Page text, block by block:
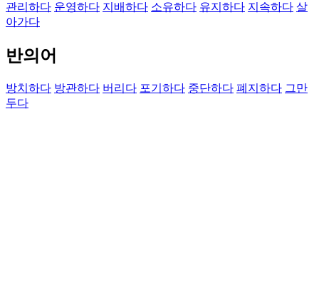
관리하다 운영하다 지배하다 소유하다 유지하다 지속하다 살
아가다
반의어
방치하다 방관하다 버리다 포기하다 중단하다 폐지하다 그만
두다